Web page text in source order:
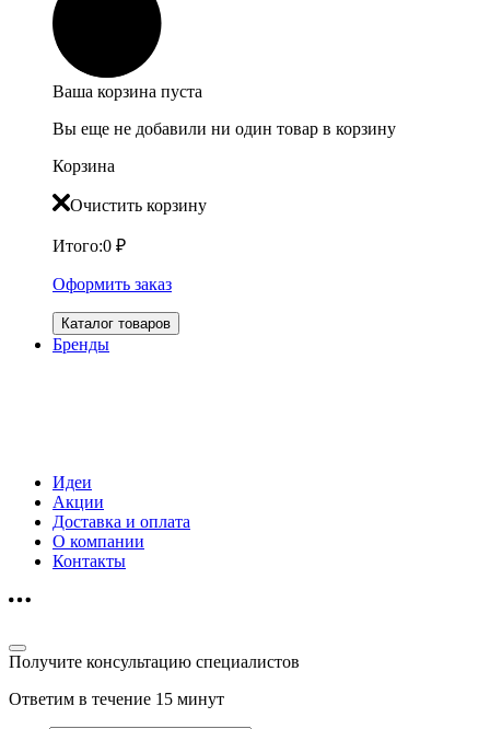
Ваша корзина пуста
Вы еще не добавили ни один товар в корзину
Корзина
Очистить корзину
Итого:0 ₽
Оформить заказ
Каталог товаров
Бренды
Идеи
Акции
Доставка и оплата
О компании
Контакты
Получите консультацию специалистов
Ответим в течение 15 минут